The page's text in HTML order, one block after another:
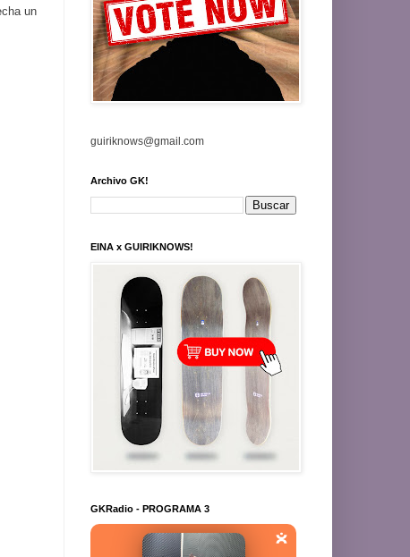
un
guiriknows@gmail.com
Archivo GK!
EINA x GUIRIKNOWS!
GKRadio - PROGRAMA 3